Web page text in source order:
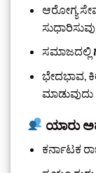
ಆರೋಗ್ಯ
ಸಮಾಜದಲ್ಲಿ
ಭೇದಭಾವ,
ಮಾಡುವುದು
ಯಾರು
ಕರ್ನಾಟಕ